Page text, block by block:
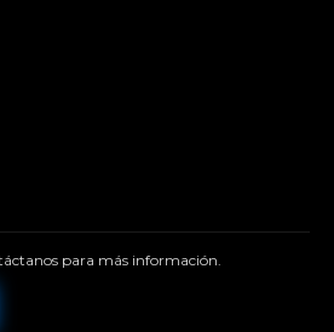
para más información.